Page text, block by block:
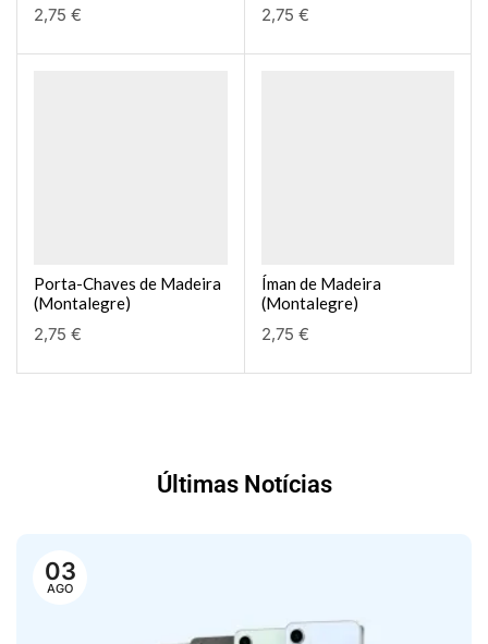
2,75 € 2,75 €
Porta-Chaves de Madeira
(Montalegre)
2,75 €
Íman de Madeira
(Montalegre)
2,75 €
Últimas Notícias
03
AGO